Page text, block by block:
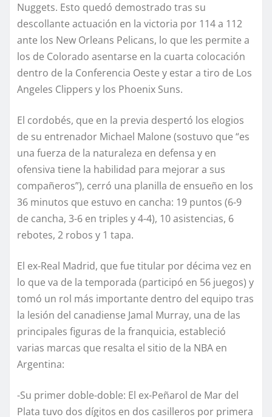
Nuggets. Esto quedó demostrado tras su
descollante actuación en la victoria por 114 a 112
ante los New Orleans Pelicans, lo que les permite a
los de Colorado asentarse en la cuarta colocación
dentro de la Conferencia Oeste y estar a tiro de Los
Angeles Clippers y los Phoenix Suns.
El cordobés, que en la previa despertó los elogios
de su entrenador Michael Malone (sostuvo que “es
una fuerza de la naturaleza en defensa y en
ofensiva tiene la habilidad para mejorar a sus
compañeros”), cerró una planilla de ensueño en los
36 minutos que estuvo en cancha: 19 puntos (6-9
de cancha, 3-6 en triples y 4-4), 10 asistencias, 6
rebotes, 2 robos y 1 tapa.
El ex-Real Madrid, que fue titular por décima vez en
lo que va de la temporada (participó en 56 juegos) y
tomó un rol más importante dentro del equipo tras
la lesión del canadiense Jamal Murray, una de las
principales figuras de la franquicia, estableció
varias marcas que resalta el sitio de la NBA en
Argentina:
-Su primer doble-doble: El ex-Peñarol de Mar del
Plata tuvo dos dígitos en dos casilleros por primera